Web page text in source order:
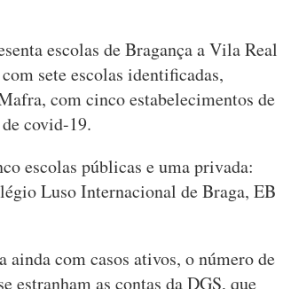
escolas de Bragança a Vila Real
sete escolas identificadas,
com cinco estabelecimentos de
covid-19.
escolas públicas e uma privada:
Luso Internacional de Braga, EB
com casos ativos, o número de
estranham as contas da DGS, que